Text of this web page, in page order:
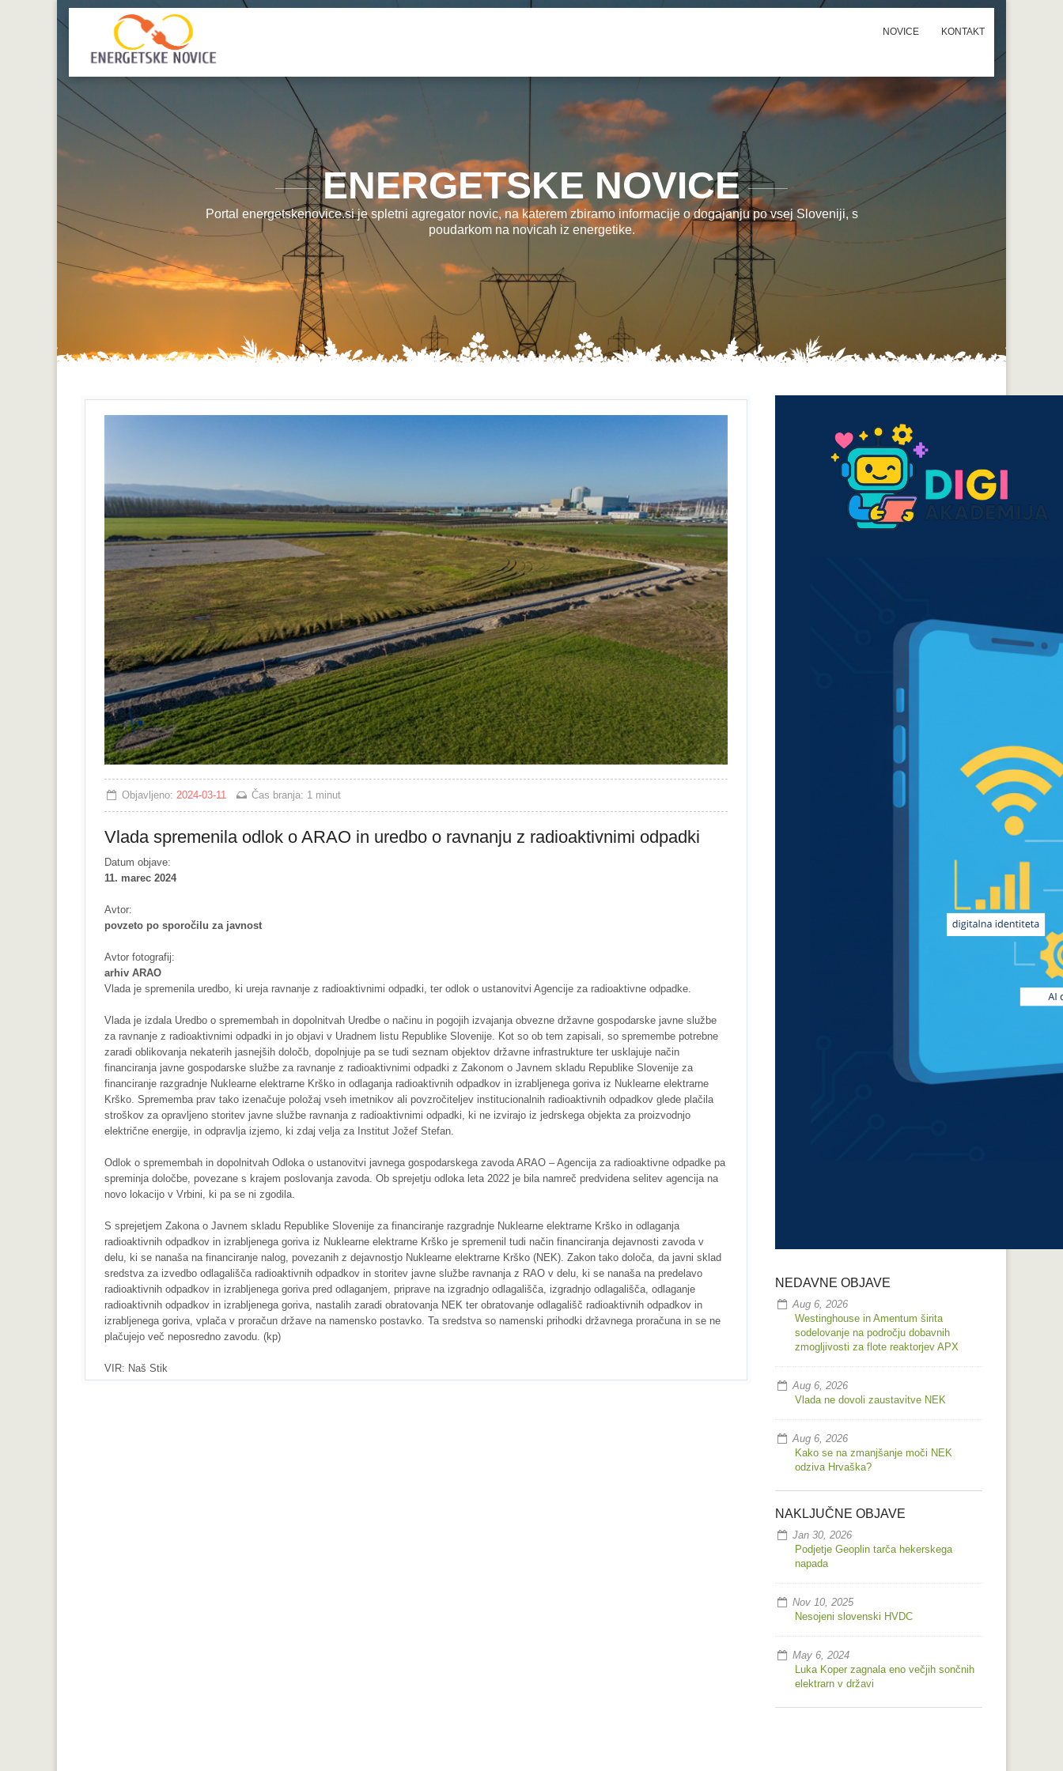
NOVICE KONTAKT
ENERGETSKE NOVICE
Portal energetskenovice.si je spletni agregator novic, na katerem zbiramo informacije o dogajanju po vsej Sloveniji, s
poudarkom na novicah iz energetike.
Objavljeno: 2024-03-11 Čas branja: 1 minut
Vlada spremenila odlok o ARAO in uredbo o ravnanju z radioaktivnimi odpadki
Datum objave:
11. marec 2024
Avtor:
povzeto po sporočilu za javnost
Avtor fotografij:
arhiv ARAO
Vlada je spremenila uredbo, ki ureja ravnanje z radioaktivnimi odpadki, ter odlok o ustanovitvi Agencije za radioaktivne odpadke.
Vlada je izdala Uredbo o spremembah in dopolnitvah Uredbe o načinu in pogojih izvajanja obvezne državne gospodarske javne službe
za ravnanje z radioaktivnimi odpadki in jo objavi v Uradnem listu Republike Slovenije. Kot so ob tem zapisali, so spremembe potrebne
zaradi oblikovanja nekaterih jasnejših določb, dopolnjuje pa se tudi seznam objektov državne infrastrukture ter usklajuje način
financiranja javne gospodarske službe za ravnanje z radioaktivnimi odpadki z Zakonom o Javnem skladu Republike Slovenije za
financiranje razgradnje Nuklearne elektrarne Krško in odlaganja radioaktivnih odpadkov in izrabljenega goriva iz Nuklearne elektrarne
Krško. Sprememba prav tako izenačuje položaj vseh imetnikov ali povzročiteljev institucionalnih radioaktivnih odpadkov glede plačila
stroškov za opravljeno storitev javne službe ravnanja z radioaktivnimi odpadki, ki ne izvirajo iz jedrskega objekta za proizvodnjo
električne energije, in odpravlja izjemo, ki zdaj velja za Institut Jožef Stefan.
Odlok o spremembah in dopolnitvah Odloka o ustanovitvi javnega gospodarskega zavoda ARAO – Agencija za radioaktivne odpadke pa
spreminja določbe, povezane s krajem poslovanja zavoda. Ob sprejetju odloka leta 2022 je bila namreč predvidena selitev agencija na
novo lokacijo v Vrbini, ki pa se ni zgodila.
S sprejetjem Zakona o Javnem skladu Republike Slovenije za financiranje razgradnje Nuklearne elektrarne Krško in odlaganja
radioaktivnih odpadkov in izrabljenega goriva iz Nuklearne elektrarne Krško je spremenil tudi način financiranja dejavnosti zavoda v
delu, ki se nanaša na financiranje nalog, povezanih z dejavnostjo Nuklearne elektrarne Krško (NEK). Zakon tako določa, da javni sklad
sredstva za izvedbo odlagališča radioaktivnih odpadkov in storitev javne službe ravnanja z RAO v delu, ki se nanaša na predelavo
radioaktivnih odpadkov in izrabljenega goriva pred odlaganjem, priprave na izgradnjo odlagališča, izgradnjo odlagališča, odlaganje
radioaktivnih odpadkov in izrabljenega goriva, nastalih zaradi obratovanja NEK ter obratovanje odlagališč radioaktivnih odpadkov in
izrabljenega goriva, vplača v proračun države na namensko postavko. Ta sredstva so namenski prihodki državnega proračuna in se ne
plačujejo več neposredno zavodu. (kp)
VIR: Naš Stik
NEDAVNE OBJAVE
Aug 6, 2026
Westinghouse in Amentum širita
sodelovanje na področju dobavnih
zmogljivosti za flote reaktorjev APX
Aug 6, 2026
Vlada ne dovoli zaustavitve NEK
Aug 6, 2026
Kako se na zmanjšanje moči NEK
odziva Hrvaška?
NAKLJUČNE OBJAVE
Jan 30, 2026
Podjetje Geoplin tarča hekerskega
napada
Nov 10, 2025
Nesojeni slovenski HVDC
May 6, 2024
Luka Koper zagnala eno večjih sončnih
elektrarn v državi